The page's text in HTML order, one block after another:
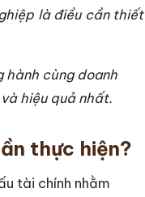
là điều cần thiết
hành cùng doanh
hiệu quả nhất.
thực hiện?
tài chính nhằm